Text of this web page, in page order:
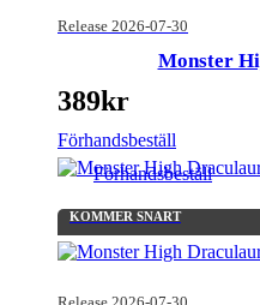
Release 2026-07-30
Monster
389kr
Förhandsbeställ
KOMMER SNART
Förhandsbeställ